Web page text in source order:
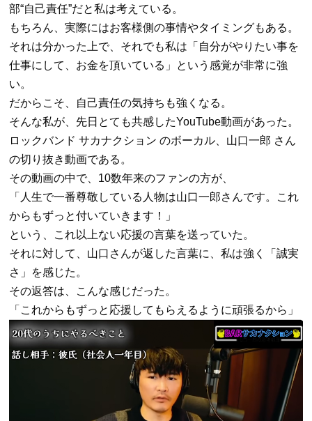
部“自己責任”だと私は考えている。
もちろん、実際にはお客様側の事情やタイミングもある。
それは分かった上で、それでも私は「自分がやりたい事を
仕事にして、お金を頂いている」という感覚が非常に強
い。
だからこそ、自己責任の気持ちも強くなる。
そんな私が、先日とても共感したYouTube動画があった。
ロックバンド サカナクション のボーカル、山口一郎 さん
の切り抜き動画である。
その動画の中で、 10数年来のファンの方が、
「人生で一番尊敬している人物は山口一郎さんです。これ
からもずっと付いていきます！」
という、これ以上ない応援の言葉を送っていた。
それに対して、山口さんが返した言葉に、私は強く「誠実
さ」を感じた。
その返答は、こんな感じだった。
「これからもずっと応援してもらえるように頑張るから」